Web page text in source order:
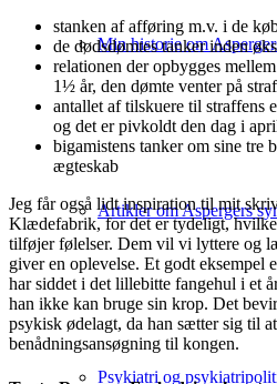
Min historie om
Artikler om Aspergers
Psykiatri og
stanken af afføring m.v. i de
de dødsdømtes tanker inden
relationen der opbygges
1½ år, den dømte venter på
antallet af tilskuere til straffens
og det er pivkoldt den dag i
bigamistens tanker om sine tre
ægteskab
Jeg får også lidt inspiration til mit
Klædefabrik, for det er tydeligt,
tilføjer følelser. Dem vil vi lyttere og
giver en oplevelse. Et godt eksempel
har siddet i det lillebitte fangehul i et
han ikke kan bruge sin krop. Det
psykisk ødelagt, da han sætter sig til
benådningsansøgning til kongen.